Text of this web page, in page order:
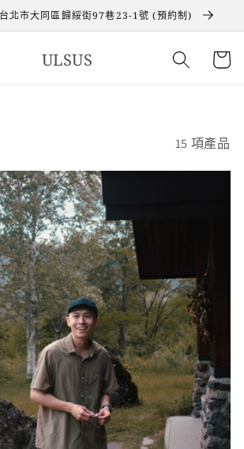
北市大同區歸綏街97巷23-1號 (預約制)
ULSUS
物
15 項產品